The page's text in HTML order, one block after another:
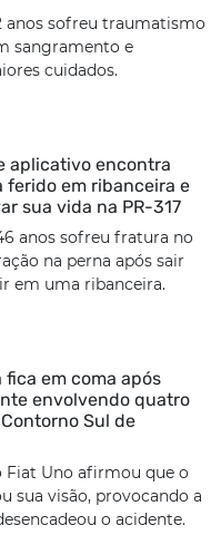
anos sofreu traumatismo
sangramento e
cuidados.
aplicativo encontra
ferido em ribanceira e
sua vida na PR-317
anos sofreu fratura no
na perna após sair
em uma ribanceira.
em coma após
envolvendo quatro
Sul de
Fiat Uno afirmou que o
sua visão, provocando a
o acidente.